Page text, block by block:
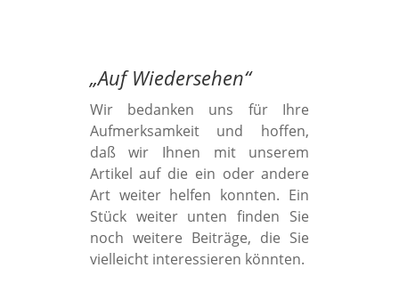
„Auf Wiedersehen“
Wir bedanken uns für Ihre
Aufmerksamkeit und hoffen,
daß wir Ihnen mit unserem
Artikel auf die ein oder andere
Art weiter helfen konnten. Ein
Stück weiter unten finden Sie
noch weitere Beiträge, die Sie
vielleicht interessieren könnten.